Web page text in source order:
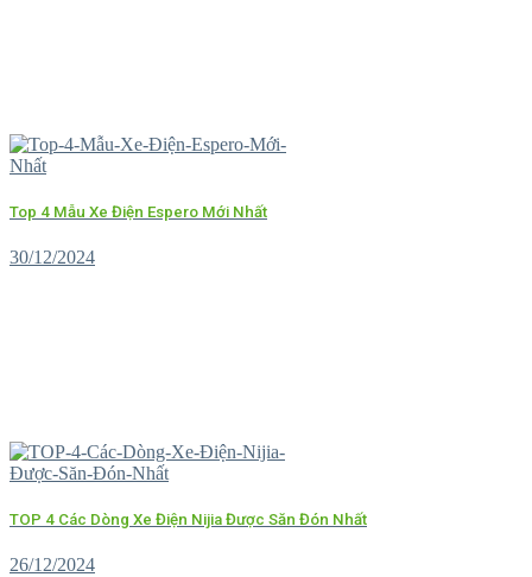
Top 4 Mẫu Xe Điện Espero Mới Nhất
30/12/2024
TOP 4 Các Dòng Xe Điện Nijia Được Săn Đón Nhất
26/12/2024